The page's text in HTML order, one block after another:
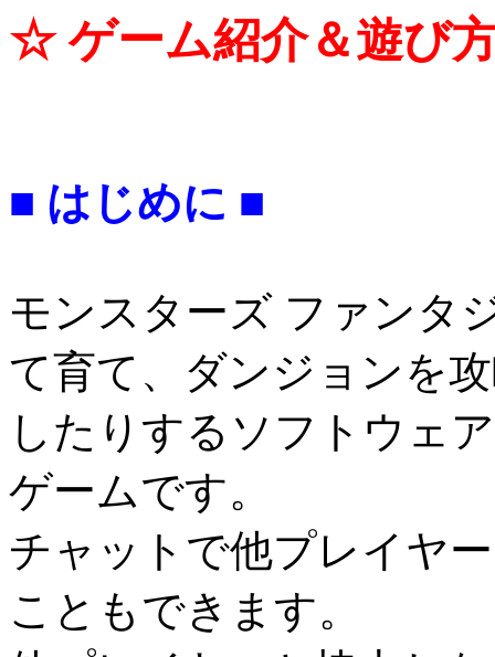
☆ ゲーム紹介＆遊び
■ はじめに ■
モンスターズ ファンタ
て育て、ダンジョンを
したりするソフトウェ
ゲームです。
チャットで他プレイヤ
こともできます。